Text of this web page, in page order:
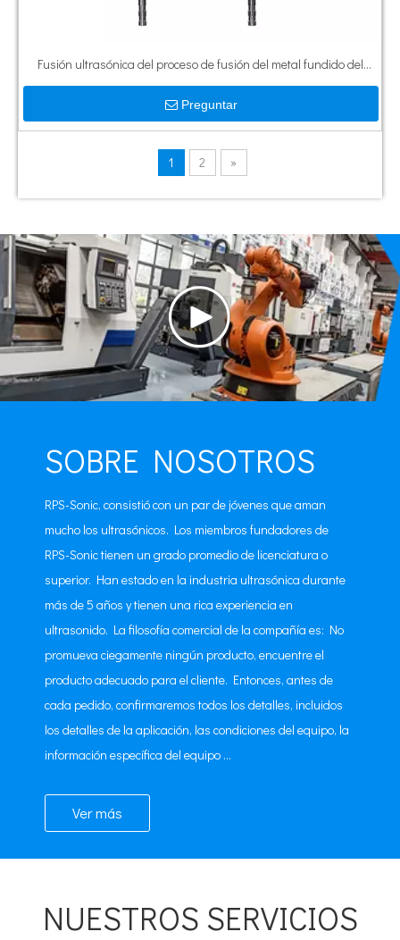
Fusión ultrasónica del proceso de fusión del metal fundido del
procesamiento líquido del metal ultrasónico 20kHz
Preguntar
1 2 »
SOBRE NOSOTROS
RPS-Sonic, consistió con un par de jóvenes que aman
mucho los ultrasónicos. Los miembros fundadores de
RPS-Sonic tienen un grado promedio de licenciatura o
superior. Han estado en la industria ultrasónica durante
más de 5 años y tienen una rica experiencia en
ultrasonido. La filosofía comercial de la compañía es: No
promueva ciegamente ningún producto, encuentre el
producto adecuado para el cliente. Entonces, antes de
cada pedido, confirmaremos todos los detalles, incluidos
los detalles de la aplicación, las condiciones del equipo, la
información específica del equipo ...
Ver más
NUESTROS SERVICIOS